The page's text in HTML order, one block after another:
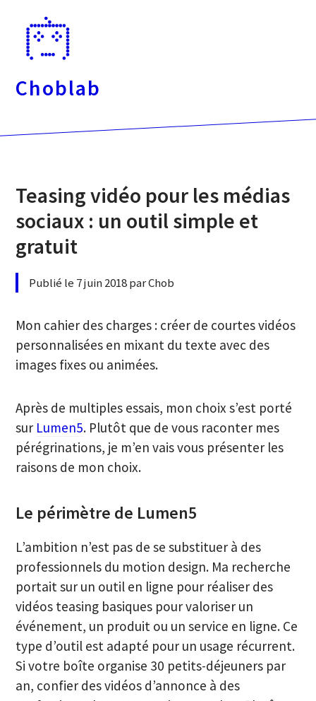
directement
Choblab
Teasing vidéo pour les médias
sociaux : un outil simple et
gratuit
Publié le 7 juin 2018 par Chob
Mon cahier des charges : créer de courtes vidéos
personnalisées en mixant du texte avec des
images fixes ou animées.
Après de multiples essais, mon choix s’est porté
sur Lumen5. Plutôt que de vous raconter mes
pérégrinations, je m’en vais vous présenter les
raisons de mon choix.
Le périmètre de Lumen5
L’ambition n’est pas de se substituer à des
professionnels du motion design. Ma recherche
portait sur un outil en ligne pour réaliser des
vidéos teasing basiques pour valoriser un
événement, un produit ou un service en ligne. Ce
type d’outil est adapté pour un usage récurrent.
Si votre boîte organise 30 petits-déjeuners par
an, confier des vidéos d’annonce à des